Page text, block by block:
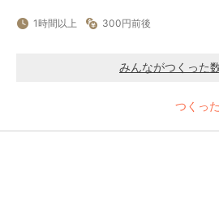
1時間以上 300円前後
みんながつくった
つくっ